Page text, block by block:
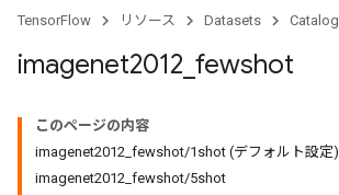
TensorFlow リソース Datasets Catalog
imagenet2012 fewshot
このページの内容
imagenet2012_fewshot/1shot (デフォルト設定)
imagenet2012_fewshot/5shot